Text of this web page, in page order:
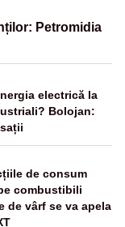
Petromidia
electrică la
Bolojan:
de consum
combustibili
de vârf se va apela